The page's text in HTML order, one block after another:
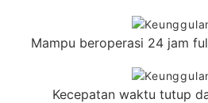
Mampu beroperasi 24 jam
Kecepatan waktu tutup